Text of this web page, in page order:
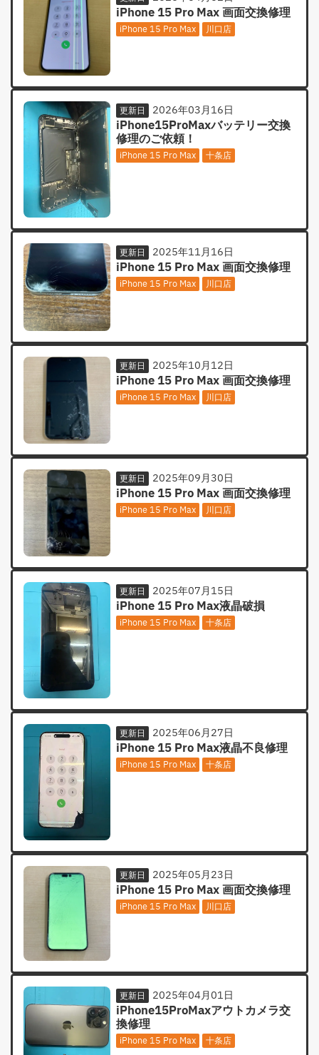
iPhone 15 Pro Max 画面交換修理
iPhone 15 Pro Max 川口店
更新日 2026年03月16日
iPhone15ProMaxバッテリー交換
修理のご依頼！
iPhone 15 Pro Max 十条店
更新日 2025年11月16日
iPhone 15 Pro Max 画面交換修理
iPhone 15 Pro Max 川口店
更新日 2025年10月12日
iPhone 15 Pro Max 画面交換修理
iPhone 15 Pro Max 川口店
更新日 2025年09月30日
iPhone 15 Pro Max 画面交換修理
iPhone 15 Pro Max 川口店
更新日 2025年07月15日
iPhone 15 Pro Max液晶破損
iPhone 15 Pro Max 十条店
更新日 2025年06月27日
iPhone 15 Pro Max液晶不良修理
iPhone 15 Pro Max 十条店
更新日 2025年05月23日
iPhone 15 Pro Max 画面交換修理
iPhone 15 Pro Max 川口店
更新日 2025年04月01日
iPhone15ProMaxアウトカメラ交
換修理
iPhone 15 Pro Max 十条店